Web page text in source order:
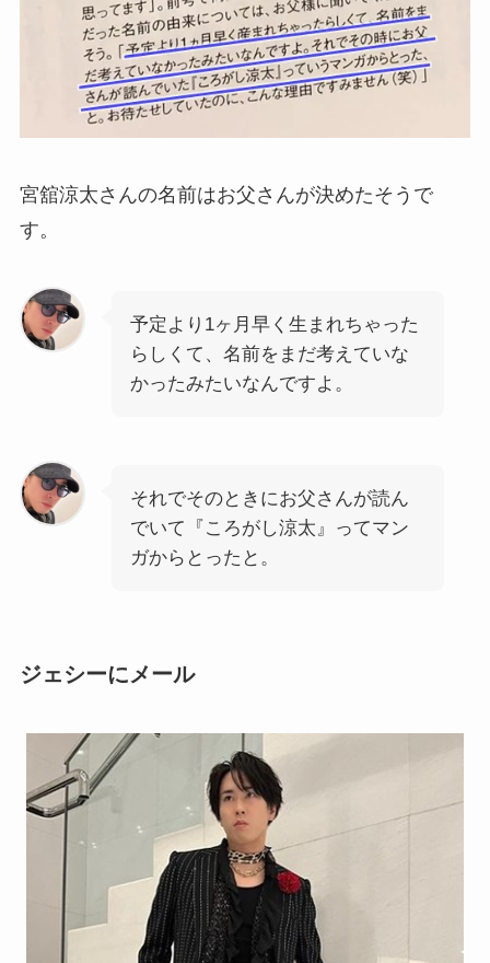
宮舘涼太さんの名前はお父さんが決めたそうで
す。
予定より1ヶ月早く生まれちゃった
らしくて、名前をまだ考えていな
かったみたいなんですよ。
それでそのときにお父さんが読ん
でいて『ころがし涼太』ってマン
ガからとったと。
ジェシーにメール